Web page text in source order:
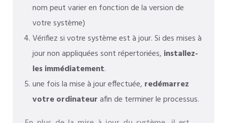
nom peut varier en fonction de la version de
votre système)
Vérifiez si votre système est à jour. Si des mises à
jour non appliquées sont répertoriées, installez-
les immédiatement.
une fois la mise à jour effectuée, redémarrez
votre ordinateurafin de terminer le processus.